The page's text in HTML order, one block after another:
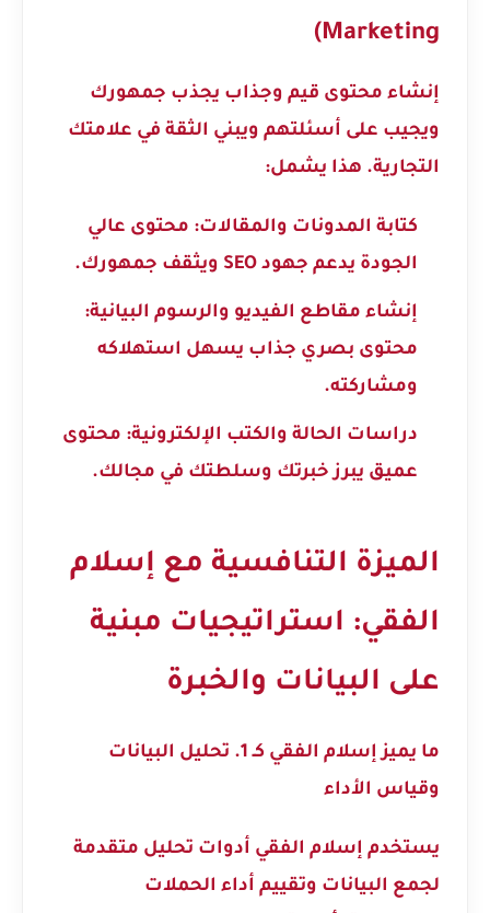
Marketing)
إنشاء محتوى قيم وجذاب يجذب جمهورك
ويجيب على أسئلتهم ويبني الثقة في علامتك
التجارية. هذا يشمل:
كتابة المدونات والمقالات: محتوى عالي
الجودة يدعم جهود SEO ويثقف جمهورك.
إنشاء مقاطع الفيديو والرسوم البيانية:
محتوى بصري جذاب يسهل استهلاكه
ومشاركته.
دراسات الحالة والكتب الإلكترونية: محتوى
عميق يبرز خبرتك وسلطتك في مجالك.
الميزة التنافسية مع إسلام
الفقي: استراتيجيات مبنية
على البيانات والخبرة
ما يميز إسلام الفقي كـ 1. تحليل البيانات
وقياس الأداء
يستخدم إسلام الفقي أدوات تحليل متقدمة
لجمع البيانات وتقييم أداء الحملات